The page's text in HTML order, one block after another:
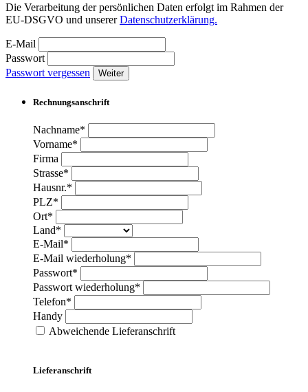
Die Verarbeitung der persönlichen Daten erfolgt im Rahmen der
EU-DSGVO und unsererDatenschutzerklärung.
E-Mail
Passwort
Passwort vergessen
Weiter
Rechnungsanschrift
Nachname*
Vorname*
Firma
Strasse*
Hausnr.*
PLZ*
Ort*
Land*
E-Mail*
E-Mail wiederholung*
Passwort*
Passwort wiederholung*
Telefon*
Handy
Abweichende Lieferanschrift
Lieferanschrift